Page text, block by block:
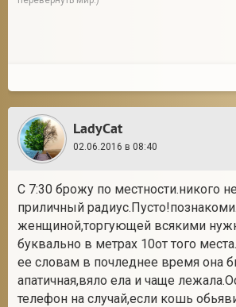
LadyCat
02.06.2016 в 08:40
С 7:30 брожу по местности.никого
приличный
женщиной,торгующей всякими
буквально в метрах 10от того
ее словам в почледнее время она
апатичная,вяло ела и чаще
телефон на случай,если кошь